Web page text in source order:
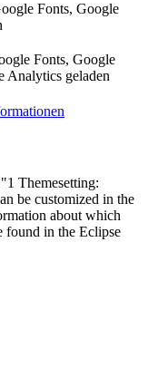
Fonts, Google
Fonts, Google
Analytics geladen
Themesetting:
be customized in the
about which
found in the Eclipse